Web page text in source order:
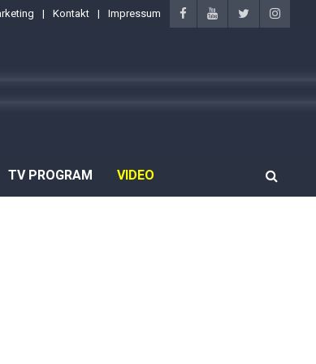
Kontakt Impressum
TV PROGRAM VIDEO